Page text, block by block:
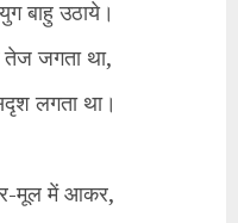
बाहु उठाये।
तेज जगता था,
लगता था।
मूल में आकर,